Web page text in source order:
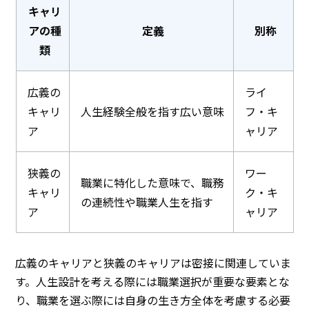
キャリ
アの種
類
定義 別称
広義の
キャリ
ア
人生経験全般を指す広い意味
ライ
フ・キ
ャリア
狭義の
キャリ
ア
職業に特化した意味で、職務
の連続性や職業人生を指す
ワー
ク・キ
ャリア
広義のキャリアと狭義のキャリアは密接に関連していま
す。人生設計を考える際には職業選択が重要な要素とな
り、職業を選ぶ際には自身の生き方全体を考慮する必要